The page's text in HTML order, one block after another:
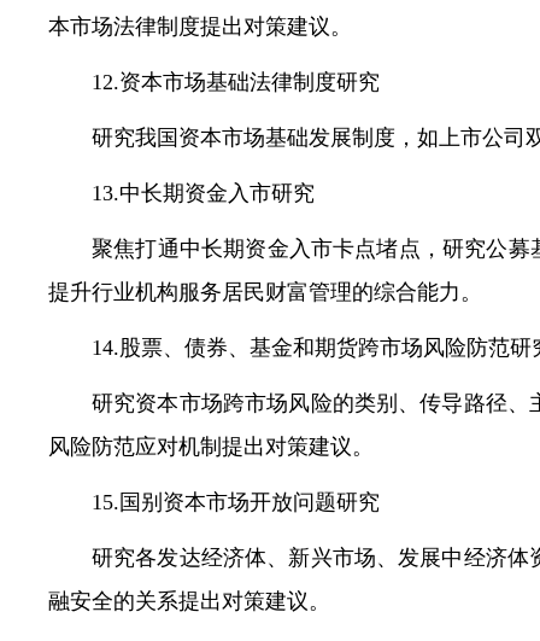
本市场法律制度提出对策建议。
12.资本市场基础法律制度研究
研究我国资本市场基础发展制度，如上市公司
13.中长期资金入市研究
聚焦打通中长期资金入市卡点堵点，研究公
提升行业机构服务居民财富管理的综合能力。
14.股票、债券、基金和期货跨市场风险防范研
研究资本市场跨市场风险的类别、传导路径
风险防范应对机制提出对策建议。
15.国别资本市场开放问题研究
研究各发达经济体、新兴市场、发展中经济
融安全的关系提出对策建议。